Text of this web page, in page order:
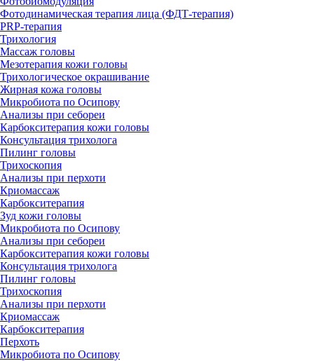
Фотодинамическая терапия лица (ФДТ-терапия)
PRP-терапия
Трихология
Массаж головы
Мезотерапия кожи головы
Трихологическое окрашивание
Жирная кожа головы
Микробиота по Осипову
Анализы при себореи
Карбокситерапия кожи головы
Консультация трихолога
Пилинг головы
Трихоскопия
Анализы при перхоти
Криомассаж
Карбокситерапия
Зуд кожи головы
Микробиота по Осипову
Анализы при себореи
Карбокситерапия кожи головы
Консультация трихолога
Пилинг головы
Трихоскопия
Анализы при перхоти
Криомассаж
Карбокситерапия
Перхоть
Микробиота по Осипову